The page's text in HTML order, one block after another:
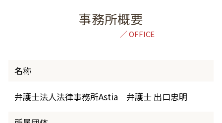
事務所概要
名称
弁護士法人法律事務所Astia 弁護士 出口忠明